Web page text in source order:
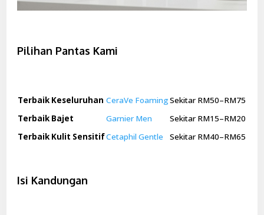
Pilihan Pantas Kami
Terbaik Keseluruhan CeraVe FoamingSekitar RM50–RM75
Terbaik Bajet
Garnier Men
Sekitar RM15–RM20
Terbaik Kulit SensitifCetaphil Gentle Sekitar RM40–RM65
Isi Kandungan